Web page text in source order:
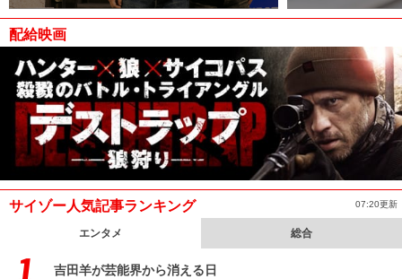
配給映画
サイゾー人気記事ランキング 07:20更新
エンタメ 総合
吉田羊が芸能界から消える日